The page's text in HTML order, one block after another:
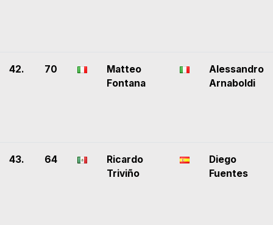
42. 70
Matteo
Fontana
Alessandro
Arnaboldi
43. 64
Ricardo
Triviño
Diego
Fuentes